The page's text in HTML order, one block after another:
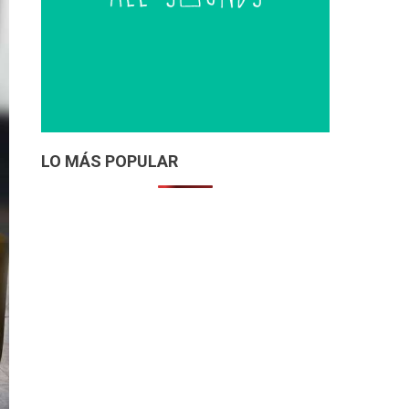
LO MÁS POPULAR